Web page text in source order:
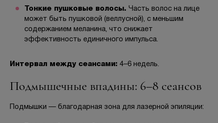
Тонкие пушковые волосы. Часть волос на лице
может быть пушковой (веллусной), с меньшим
содержанием меланина, что снижает
эффективность единичного импульса.
Интервал между сеансами: 4–6 недель.
Подмышечные впадины: 6–8 сеансов
Подмышки — благодарная зона для лазерной эпиляции: